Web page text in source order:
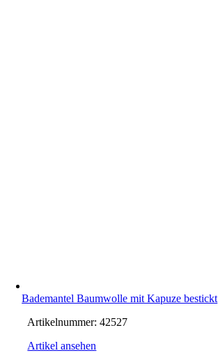
Bademantel Baumwolle mit Kapuze bestickt
Artikelnummer:42527
Artikel ansehen